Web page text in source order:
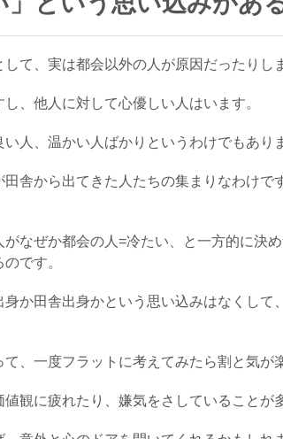
て、実は都会以外の人が原因だったりし
、他人に対して心優しい人はいます。
人、温かい人ばかりというわけでもあり
舎から出てきた人たちの集まりなわけで
なぜか都会の人=冷たい、と一方的に決
です。
身か田舎出身かという思い込みはなくして
、一度フラットに考えてみたら割と気が
観に疲れたり、嫌気をさしていることが